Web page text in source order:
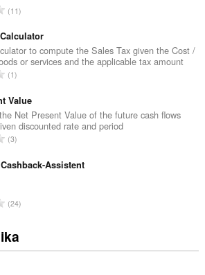
n
r
o
j
o
c
j
e
n
:
U
u
p
a
n
r
o
j
o
c
n
:
11
to compute the Sales Tax given the Cost /
or services and the applicable tax amount
U
u
p
a
n
r
j
o
j
e
1
Value
Net Present Value of the future cash flows
discounted rate and period
U
u
n
r
o
3
Assistent
U
u
p
24